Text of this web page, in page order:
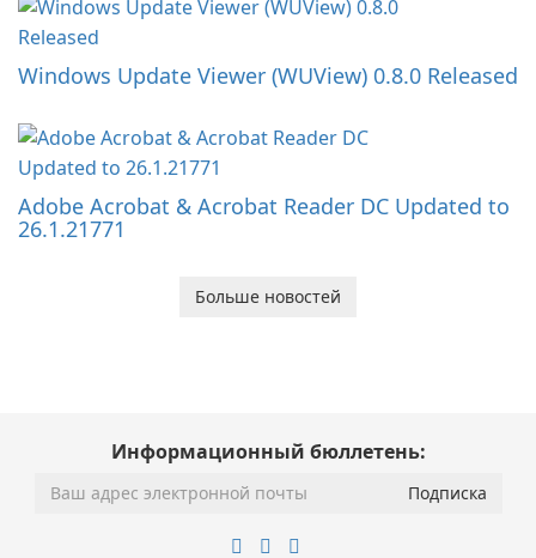
Windows Update Viewer (WUView) 0.8.0 Released
Adobe Acrobat & Acrobat Reader DC Updated to
26.1.21771
Больше новостей
Информационный бюллетень: